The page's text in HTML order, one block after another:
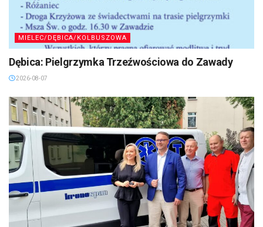
MIELEC/DĘBICA/KOLBUSZOWA
Dębica: Pielgrzymka Trzeźwościowa do Zawady
2026-08-07